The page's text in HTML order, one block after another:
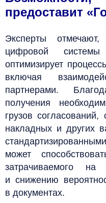
предоставит
Эксперты
цифровой системы
оптимизирует
включая
партнерами.
получения
грузов
накладных и других
может
затрачиваемого
и снижению
в документах.